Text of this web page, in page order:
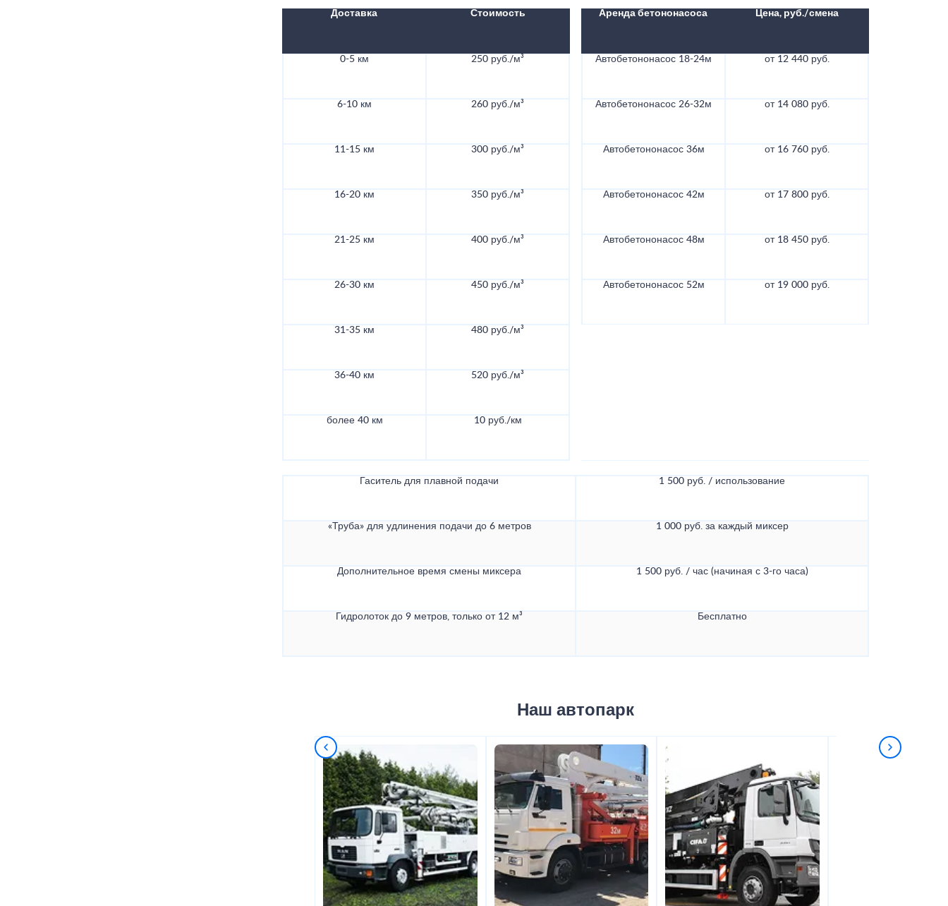
Доставка Стоимость
0-5 км 250 руб./м³
6-10 км 260 руб./м³
11-15 км 300 руб./м³
16-20 км 350 руб./м³
21-25 км 400 руб./м³
26-30 км 450 руб./м³
31-35 км 480 руб./м³
36-40 км 520 руб./м³
более 40 км 10 руб./км
Аренда бетононасоса Цена, руб./смена
Автобетононасос 18-24м от 12 440 руб.
Автобетононасос 26-32м от 14 080 руб.
Автобетононасос 36м от 16 760 руб.
Автобетононасос 42м от 17 800 руб.
Автобетононасос 48м от 18 450 руб.
Автобетононасос 52м от 19 000 руб.
Гаситель для плавной подачи 1 500 руб. / использование
«Труба» для удлинения подачи до 6 метров 1 000 руб. за каждый миксер
Дополнительное время смены миксера 1 500 руб. / час (начиная с 3-го часа)
Гидролоток до 9 метров, только от 12 м³ Бесплатно
Наш автопарк